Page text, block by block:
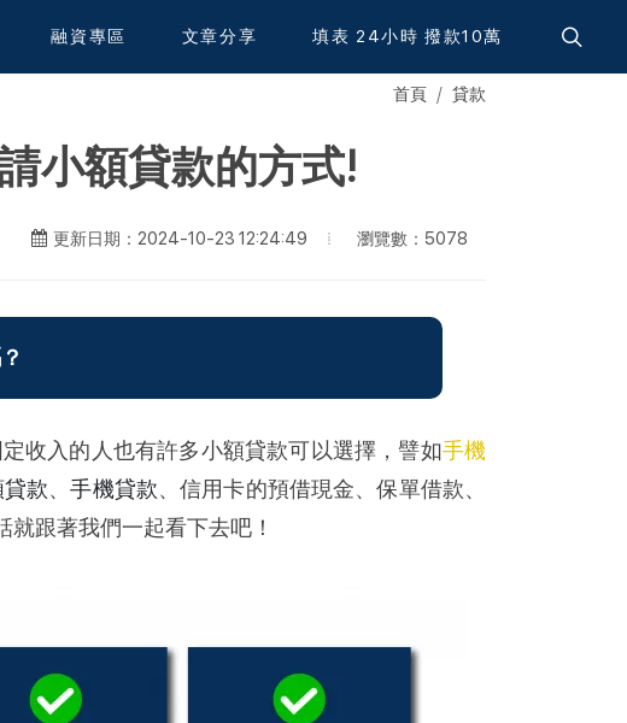
融資專區 文章分享 填表 24小時 撥款10萬
首頁 貸款
小額貸款的方式!
更新日期：2024-10-23 12:24:49 瀏覽數：5078
收入的人也有許多小額貸款可以選擇，譬如手機
款、手機貸款、信用卡的預借現金、保單借款、
跟著我們一起看下去吧！